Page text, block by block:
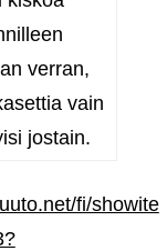
verran,
vain
jostain.
fi/showite